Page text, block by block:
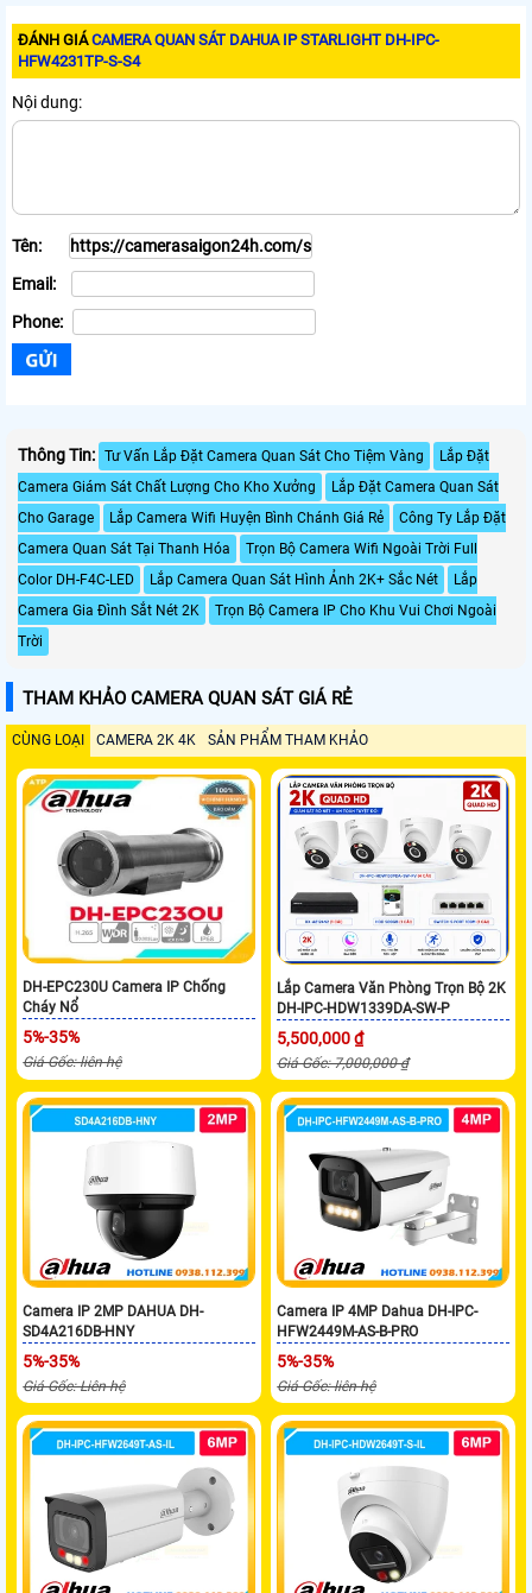
ĐÁNH GIÁCAMERA QUAN SÁT DAHUA IP STARLIGHT DH-IPC-
HFW4231TP-S-S4
Nội dung:
Tên:
Email:
Phone:
Thông Tin: Tư Vấn Lắp Đặt Camera Quan Sát Cho Tiệm Vàng
Lắp Đặt
Camera Giám Sát Chất Lượng Cho Kho Xưởng
Lắp Đặt Camera Quan Sát
Cho Garage
Lắp Camera Wifi Huyện Bình Chánh Giá Rẻ
Công Ty Lắp Đặt
Camera Quan Sát Tại Thanh Hóa
Trọn Bộ Camera Wifi Ngoài Trời Full
Color DH-F4C-LED
Lắp Camera Quan Sát Hình Ảnh 2K+ Sắc Nét
Lắp
Camera Gia Đình Sắt Nét 2K
Trọn Bộ Camera IP Cho Khu Vui Chơi Ngoài
Trời
THAM KHẢO CAMERA QUAN SÁT GIÁ RẺ
CÙNG LOẠI CAMERA 2K 4K SẢN PHẨM THAM KHẢO
DH-EPC230U Camera IP Chống
Cháy Nổ
5%-35%
Giá Gốc: liên hệ
Lắp Camera Văn Phòng Trọn Bộ 2K
DH-IPC-HDW1339DA-SW-P
5,500,000 ₫
Giá Gốc: 7,000,000 ₫
Camera IP 2MP DAHUA DH-
SD4A216DB-HNY
5%-35%
Giá Gốc: Liên hệ
Camera IP 4MP Dahua DH-IPC-
HFW2449M-AS-B-PRO
5%-35%
Giá Gốc: liên hệ